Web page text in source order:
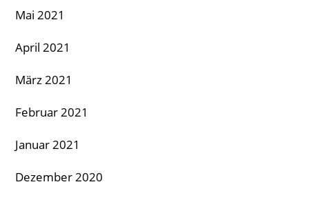
Mai 2021
April 2021
März 2021
Februar 2021
Januar 2021
Dezember 2020